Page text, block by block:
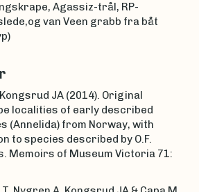
Agassiz-trål, RP-
van Veen grabb fra båt
Kongsrud JA (2014). Original
localities of early described
(Annelida) from Norway, with
to species described by O.F.
Memoirs of Museum Victoria 71: